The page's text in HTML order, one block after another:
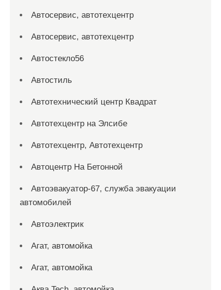
Автосервис, автотехцентр
Автосервис, автотехцентр
Автостекло56
Автостиль
Автотехнический центр Квадрат
Автотехцентр на Элсибе
Автотехцентр, Автотехцентр
Автоцентр На Бетонной
Автоэвакуатор-67, служба эвакуации
автомобилей
Автоэлектрик
Агат, автомойка
Агат, автомойка